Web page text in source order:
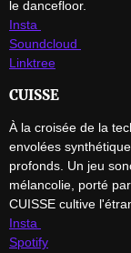
Insta
Soundcloud
Linktree
CUISSE
À la croisée de la
envolées
profonds. Un jeu
mélancolie, porté
Insta
Spotify